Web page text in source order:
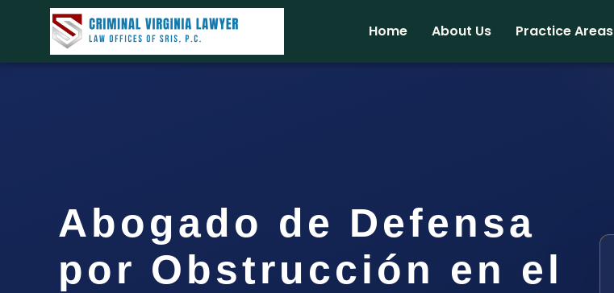
Home About Us Practice Areas
Abogado de Defensa
por Obstrucción en el